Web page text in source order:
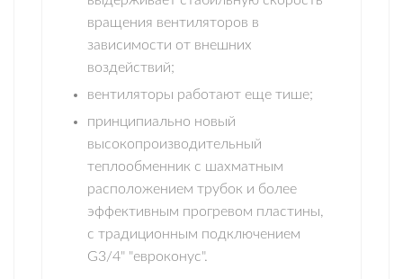
вращения вентиляторов в
зависимости от внешних
воздействий;
вентиляторы работают еще тише;
принципиально новый
высокопроизводительный
теплообменник с шахматным
расположением трубок и более
эффективным прогревом пластины,
с традиционным подключением
G3/4" "евроконус".